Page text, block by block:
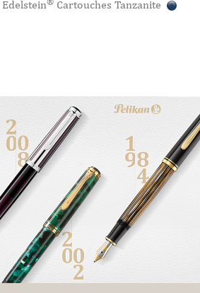
Edelstein Cartouches Tanzanite